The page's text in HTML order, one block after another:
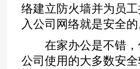
络建立防火墙并为员
入公司网络就是安全
在家办公是不错，
公司使用的大多数安